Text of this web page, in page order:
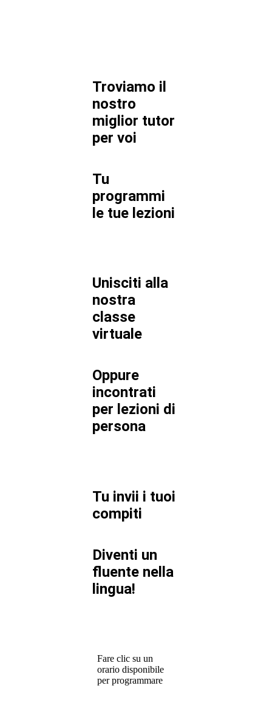
Troviamo il
nostro
miglior tutor
per voi
Tu
programmi
le tue lezioni
Unisciti alla
nostra
classe
virtuale
Oppure
incontrati
per lezioni di
persona
Tu invii i tuoi
compiti
Diventi un
fluente nella
lingua!
Fare clic su un
orario disponibile
per programmare